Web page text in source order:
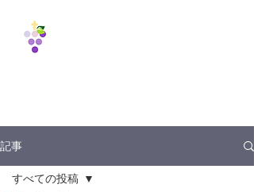
記事
すべての投稿